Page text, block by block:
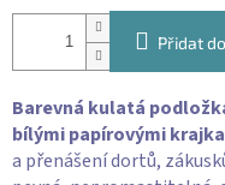
Přidat
Barevná kulatá
bílými papírovými
a přenášení dortů,